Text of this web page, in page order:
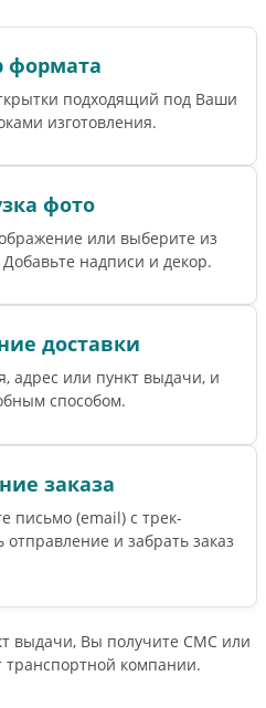
формата
подходящий под Ваши
изготовления.
фото
или выберите из
надписи и декор.
доставки
адрес или пункт выдачи, и
способом.
заказа
письмо (email) c трек-
и забрать заказ
выдачи, Вы получите СМС или
транспортной компании.